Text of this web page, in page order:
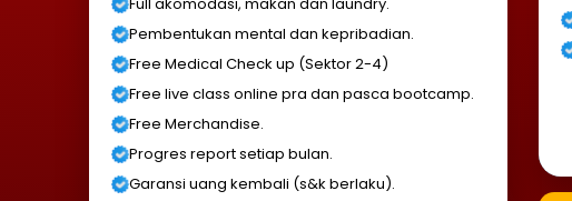
Pembentukan mental dan kepribadian.
Free Medical Check up (Sektor 2-4)
Free live class online pra dan pasca bootcamp.
Free Merchandise.
Progres report setiap bulan.
Garansi uang kembali (s&k berlaku).